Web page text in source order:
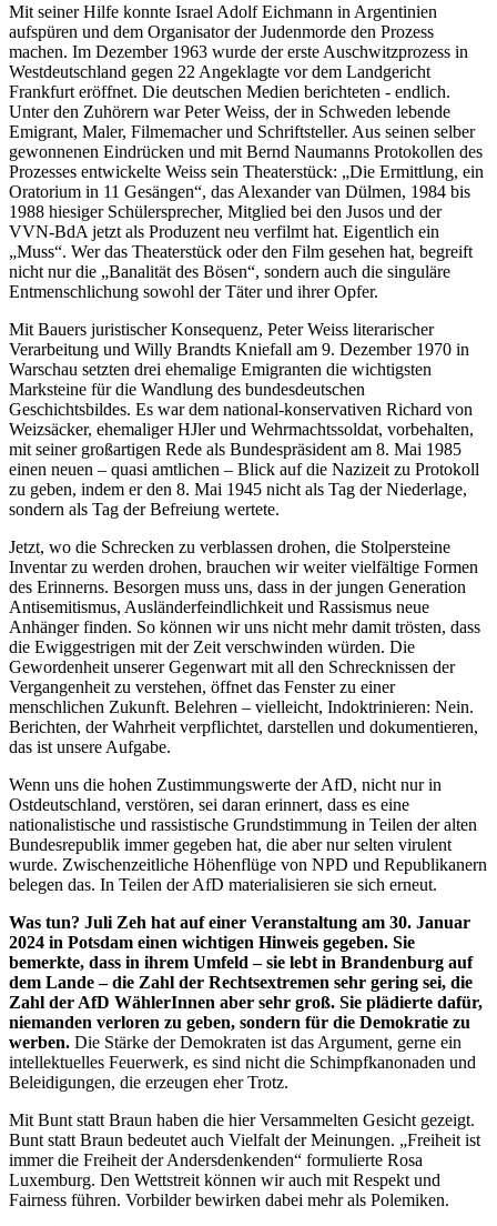
Mit seiner Hilfe konnte Israel Adolf Eichmann in Argentinien
aufspüren und dem Organisator der Judenmorde den Prozess
machen. Im Dezember 1963 wurde der erste Auschwitzprozess in
Westdeutschland gegen 22 Angeklagte vor dem Landgericht
Frankfurt eröffnet. Die deutschen Medien berichteten - endlich.
Unter den Zuhörern war Peter Weiss, der in Schweden lebende
Emigrant, Maler, Filmemacher und Schriftsteller. Aus seinen selber
gewonnenen Eindrücken und mit Bernd Naumanns Protokollen des
Prozesses entwickelte Weiss sein Theaterstück: „Die Ermittlung, ein
Oratorium in 11 Gesängen“, das Alexander van Dülmen, 1984 bis
1988 hiesiger Schülersprecher, Mitglied bei den Jusos und der
VVN-BdA jetzt als Produzent neu verfilmt hat. Eigentlich ein
„Muss“. Wer das Theaterstück oder den Film gesehen hat, begreift
nicht nur die „Banalität des Bösen“, sondern auch die singuläre
Entmenschlichung sowohl der Täter und ihrer Opfer.
Mit Bauers juristischer Konsequenz, Peter Weiss literarischer
Verarbeitung und Willy Brandts Kniefall am 9. Dezember 1970 in
Warschau setzten drei ehemalige Emigranten die wichtigsten
Marksteine für die Wandlung des bundesdeutschen
Geschichtsbildes. Es war dem national-konservativen Richard von
Weizsäcker, ehemaliger HJler und Wehrmachtssoldat, vorbehalten,
mit seiner großartigen Rede als Bundespräsident am 8. Mai 1985
einen neuen – quasi amtlichen – Blick auf die Nazizeit zu Protokoll
zu geben, indem er den 8. Mai 1945 nicht als Tag der Niederlage,
sondern als Tag der Befreiung wertete.
Jetzt, wo die Schrecken zu verblassen drohen, die Stolpersteine
Inventar zu werden drohen, brauchen wir weiter vielfältige Formen
des Erinnerns. Besorgen muss uns, dass in der jungen Generation
Antisemitismus, Ausländerfeindlichkeit und Rassismus neue
Anhänger finden. So können wir uns nicht mehr damit trösten, dass
die Ewiggestrigen mit der Zeit verschwinden würden. Die
Gewordenheit unserer Gegenwart mit all den Schrecknissen der
Vergangenheit zu verstehen, öffnet das Fenster zu einer
menschlichen Zukunft. Belehren – vielleicht, Indoktrinieren: Nein.
Berichten, der Wahrheit verpflichtet, darstellen und dokumentieren,
das ist unsere Aufgabe.
Wenn uns die hohen Zustimmungswerte der AfD, nicht nur in
Ostdeutschland, verstören, sei daran erinnert, dass es eine
nationalistische und rassistische Grundstimmung in Teilen der alten
Bundesrepublik immer gegeben hat, die aber nur selten virulent
wurde. Zwischenzeitliche Höhenflüge von NPD und Republikanern
belegen das. In Teilen der AfD materialisieren sie sich erneut.
Was tun? Juli Zeh hat auf einer Veranstaltung am 30. Januar
2024 in Potsdam einen wichtigen Hinweis gegeben. Sie
bemerkte, dass in ihrem Umfeld – sie lebt in Brandenburg auf
dem Lande – die Zahl der Rechtsextremen sehr gering sei, die
Zahl der AfD WählerInnen aber sehr groß. Sie plädierte dafür,
niemanden verloren zu geben, sondern für die Demokratie zu
werben. Die Stärke der Demokraten ist das Argument, gerne ein
intellektuelles Feuerwerk, es sind nicht die Schimpfkanonaden und
Beleidigungen, die erzeugen eher Trotz.
Mit Bunt statt Braun haben die hier Versammelten Gesicht gezeigt.
Bunt statt Braun bedeutet auch Vielfalt der Meinungen. „Freiheit ist
immer die Freiheit der Andersdenkenden“ formulierte Rosa
Luxemburg. Den Wettstreit können wir auch mit Respekt und
Fairness führen. Vorbilder bewirken dabei mehr als Polemiken.